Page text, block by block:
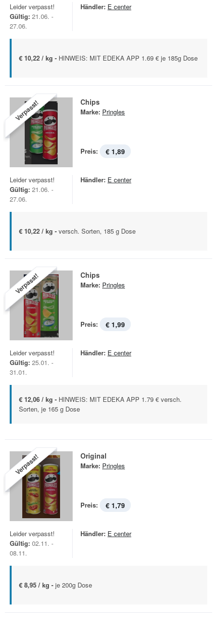
Leider verpasst!
Gültig: 21.06. -
27.06.
Händler: E center
€ 10,22 / kg - HINWEIS: MIT EDEKA APP 1.69 € je 185g Dose
Verpasst! Chips
Marke: Pringles
Preis: € 1,89
Leider verpasst!
Gültig: 21.06. -
27.06.
Händler: E center
€ 10,22 / kg - versch. Sorten, 185 g Dose
Verpasst! Chips
Marke: Pringles
Preis: € 1,99
Leider verpasst!
Gültig: 25.01. -
31.01.
Händler: E center
€ 12,06 / kg - HINWEIS: MIT EDEKA APP 1.79 € versch.
Sorten, je 165 g Dose
Verpasst! Original
Marke: Pringles
Preis: € 1,79
Leider verpasst!
Gültig: 02.11. -
08.11.
Händler: E center
€ 8,95 / kg - je 200g Dose